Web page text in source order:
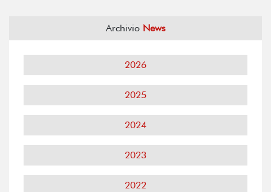
Archivio News
2026
2025
2024
2023
2022